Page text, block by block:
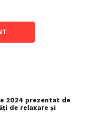
2024 prezentat de
de relaxare și